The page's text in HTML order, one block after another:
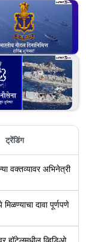
ट्रेंडिंग
अभिनेत्री
दावा पूर्णपणे